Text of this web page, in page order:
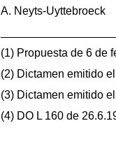
A. Neyts-Uyttebroeck
(1) Propuesta de 6 de
(2) Dictamen emitido
(3) Dictamen emitido
(4) DO L 160 de